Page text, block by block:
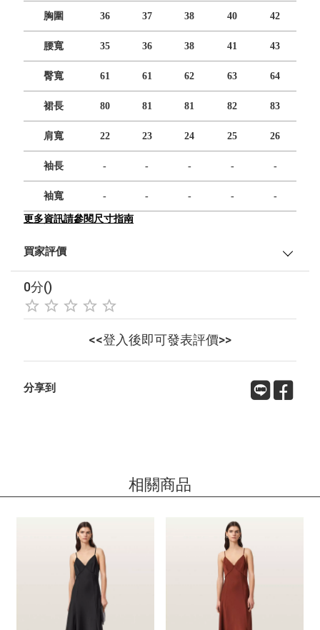
胸圍 36 37 38 40 42
腰寬 35 36 38 41 43
臀寬 61 61 62 63 64
裙長 80 81 81 82 83
肩寬 22 23 24 25 26
袖長 - - - - -
袖寬 - - - - -
更多資訊請參閱尺寸指南
買家評價
0分()
<<登入後即可發表評價>>
分享到
相關商品